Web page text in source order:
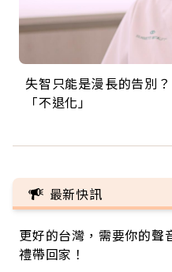
失智只能是漫長的告別
「不退化」
來自剛果的巧克力神父
的家，我連作夢都講台語
63歲卸矽谷副總、搬回
丑」走進安養院，逗樂
104歲打破金氏世界紀
手，分享長壽的秘密原來
事業巔峰他選擇追夢…
巨蛋！連CNN都大讚！
最新快訊
更好的台灣，需要你的聲
禮帶回家！